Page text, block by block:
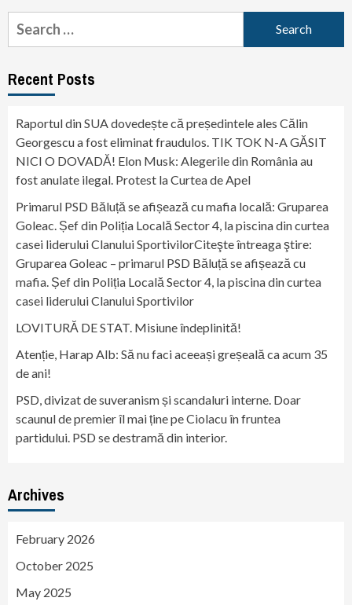
Search
for:
Recent Posts
Raportul din SUA dovedește că președintele ales Călin
Georgescu a fost eliminat fraudulos. TIK TOK N-A GĂSIT
NICI O DOVADĂ! Elon Musk: Alegerile din România au
fost anulate ilegal. Protest la Curtea de Apel
Primarul PSD Băluță se afișează cu mafia locală: Gruparea
Goleac. Șef din Poliția Locală Sector 4, la piscina din curtea
casei liderului Clanului SportivilorCiteşte întreaga ştire:
Gruparea Goleac – primarul PSD Băluță se afișează cu
mafia. Șef din Poliția Locală Sector 4, la piscina din curtea
casei liderului Clanului Sportivilor
LOVITURĂ DE STAT. Misiune îndeplinită!
Atenție, Harap Alb: Să nu faci aceeași greșeală ca acum 35
de ani!
PSD, divizat de suveranism și scandaluri interne. Doar
scaunul de premier îl mai ține pe Ciolacu în fruntea
partidului. PSD se destramă din interior.
Archives
February 2026
October 2025
May 2025